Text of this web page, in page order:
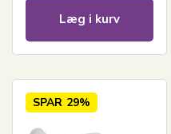
Læg i kurv
SPAR 29%